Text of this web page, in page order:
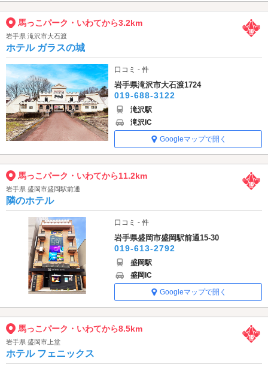
馬っこパーク・いわてから3.2km
岩手県 滝沢市大石渡
ホテル ガラスの城
口コミ - 件
岩手県滝沢市大石渡1724
019-688-3122
滝沢駅
滝沢IC
Googleマップで開く
馬っこパーク・いわてから11.2km
岩手県 盛岡市盛岡駅前通
隣のホテル
口コミ - 件
岩手県盛岡市盛岡駅前通15-30
019-613-2792
盛岡駅
盛岡IC
Googleマップで開く
馬っこパーク・いわてから8.5km
岩手県 盛岡市上堂
ホテル フェニックス